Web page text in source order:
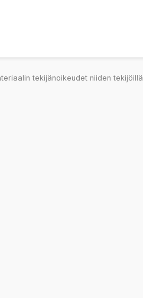
tekijänoikeudet niiden tekijöillä